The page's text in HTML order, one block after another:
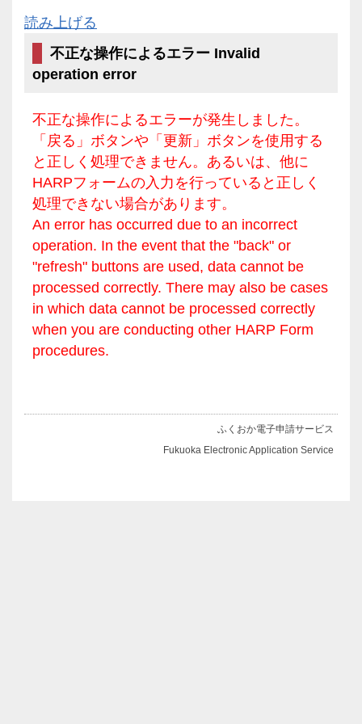
読み上げる
不正な操作によるエラー Invalid
operation error
不正な操作によるエラーが発生しました。
「戻る」ボタンや「更新」ボタンを使用する
と正しく処理できません。あるいは、他に
HARPフォームの入力を行っていると正しく
処理できない場合があります。
An error has occurred due to an incorrect
operation. In the event that the "back" or
"refresh" buttons are used, data cannot be
processed correctly. There may also be cases
in which data cannot be processed correctly
when you are conducting other HARP Form
procedures.
ふくおか電子申請サービス
Fukuoka Electronic Application Service